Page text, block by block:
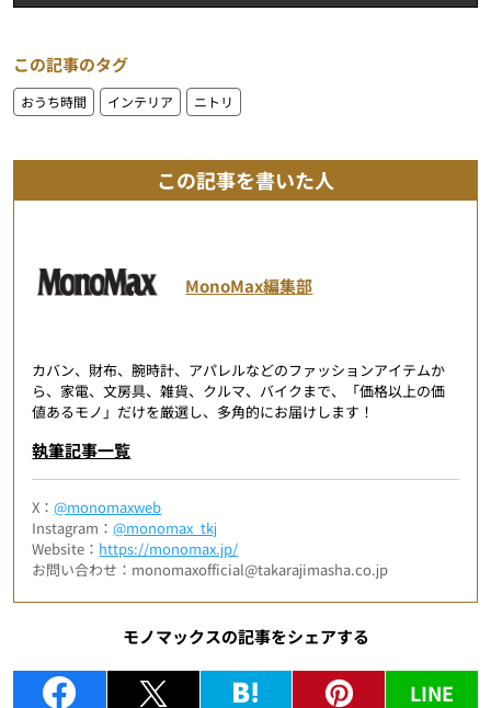
この記事のタグ
おうち時間 インテリア ニトリ
この記事を書いた人
MonoMax編集部
カバン、財布、腕時計、アパレルなどのファッションアイテムか
ら、家電、文房具、雑貨、クルマ、バイクまで、「価格以上の価
値あるモノ」だけを厳選し、多角的にお届けします！
執筆記事一覧
X：@monomaxweb
Instagram：@monomax_tkj
Website： https://monomax.jp/
お問い合わせ：monomaxofficial@takarajimasha.co.jp
モノマックスの記事をシェアする
LINE